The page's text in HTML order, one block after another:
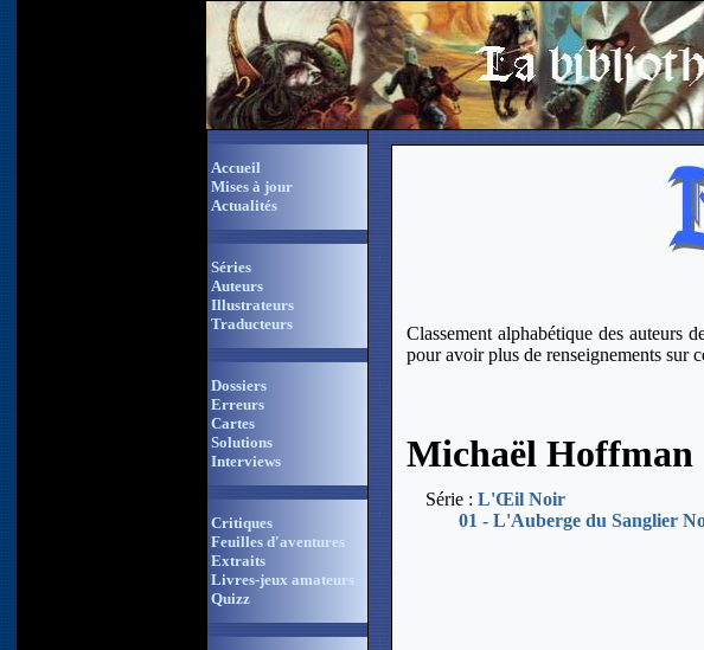
Accueil
Mises à jour
Actualités
Séries
Auteurs
Illustrateurs
Traducteurs
Dossiers
Erreurs
Cartes
Solutions
Interviews
Critiques
Feuilles d'aventures
Extraits
Livres-jeux amateurs
Quizz
Classement alphabétique des
pour avoir plus de renseignements sur
Michaël Hoffman
Série : L'Œil Noir
01 - L'Auberge du Sanglier